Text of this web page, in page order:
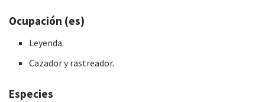
Ocupación (es)
Leyenda.
Cazador y rastreador.
Especies